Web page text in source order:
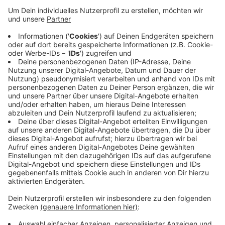
Überschuldet heißt: Sie haben so viele Schulden,
dass sie sie in absehbarer Zeit nicht zurückzahlen
können. 401 Kreise und kreisfreie Städte gibt es in
Deutschland und Wuppertal steht im
Schuldneratlas auf Platz 396. Von allen
volljährigen Wuppertalern sind 17,7 Prozent
überschuldet. Unsere Stadt gehört schon seit
Langem zu den Schlusslichtern im Schuldneratlas,
der jedes Jahr aktualisiert wird.
Veröffentlicht:Mittwoch, 11.11.2020 11:09
Anzeige